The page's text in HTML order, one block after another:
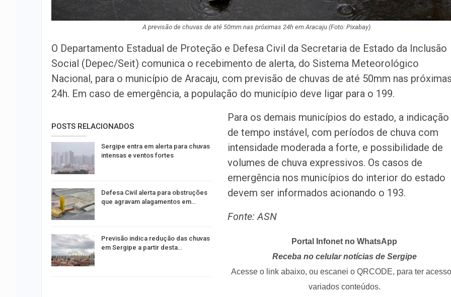
A previsão de chuvas de até 50mm nas próximas 24h em Aracaju (Foto: Pixabay)
O Departamento Estadual de Proteção e Defesa Civil da Secretaria de Estado da Inclusão
Social (Depec/Seit) comunica o recebimento de alerta, do Sistema Meteorológico
Nacional, para o município de Aracaju, com previsão de chuvas de até 50mm nas
24h. Em caso de emergência, a população do município deve ligar para o 199.
POSTS RELACIONADOS
Sergipe entra em alerta para chuvas
intensas e ventos fortes
Defesa Civil alerta para obstruções
que agravam alagamentos em…
Previsão indica redução das chuvas
em Sergipe a partir desta…
Para os demais municípios do estado, a indicação
de tempo instável, com períodos de chuva com
intensidade moderada a forte, e possibilidade de
volumes de chuva expressivos. Os casos de
emergência nos municípios do interior do estado
devem ser informados acionando o 193.
Fonte: ASN
Portal Infonet no WhatsApp
Receba no celular notícias de Sergipe
Acesse o link abaixo, ou escanei o QRCODE, para ter
variados conteúdos.